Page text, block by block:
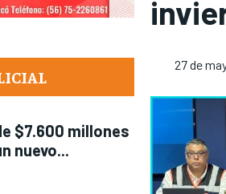
$7.600 millones
nuevo...
27 de